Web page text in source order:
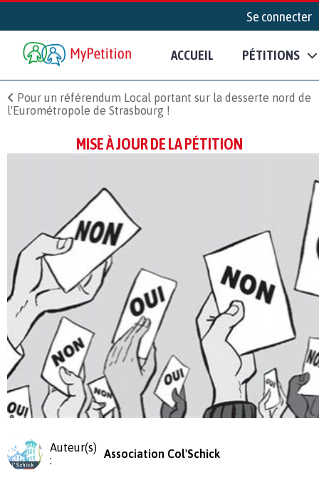
Se connecter
ACCUEIL PÉTITIONS
Pour un référendum Local portant sur la desserte nord de
l'Eurométropole de Strasbourg !
MISE À JOUR DE LA PÉTITION
Auteur(s)
:
Association Col'Schick